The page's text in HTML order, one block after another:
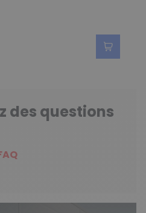
des questions